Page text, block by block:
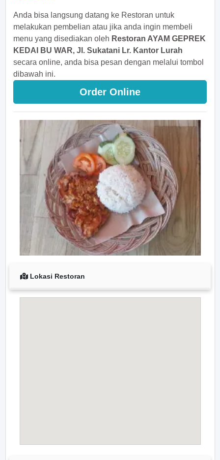
Anda bisa langsung datang ke Restoran untuk
melakukan pembelian atau jika anda ingin membeli
menu yang disediakan oleh Restoran AYAM GEPREK
KEDAI BU WAR, Jl. Sukatani Lr. Kantor Lurah
secara online, anda bisa pesan dengan melalui tombol
dibawah ini.
Order Online
Lokasi Restoran